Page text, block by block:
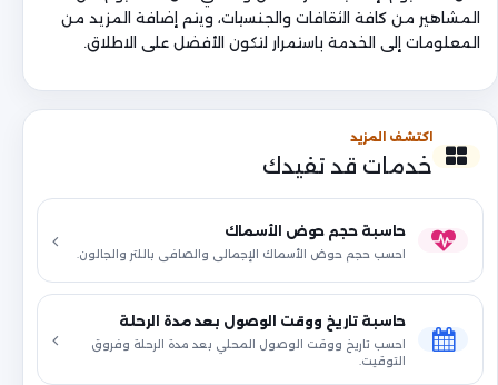
المشاهير من كافة الثقافات والجنسيات، ويتم إضافة المزيد من
المعلومات إلى الخدمة باستمرار لتكون الأفضل على الاطلاق.
اكتشف المزيد
خدمات قد تفيدك
حاسبة حجم حوض الأسماك
احسب حجم حوض الأسماك الإجمالي والصافي باللتر والجالون.
حاسبة تاريخ ووقت الوصول بعد مدة الرحلة
احسب تاريخ ووقت الوصول المحلي بعد مدة الرحلة وفروق
التوقيت.